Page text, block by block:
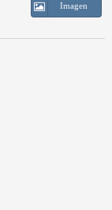
Imagen